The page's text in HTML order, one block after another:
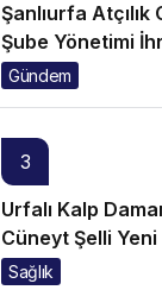
Şanlıurfa Atçılık
Şube Yönetimi
Taşınmasına
Gündem
3
Urfalı Kalp
Cüneyt Şelli
Sağlık